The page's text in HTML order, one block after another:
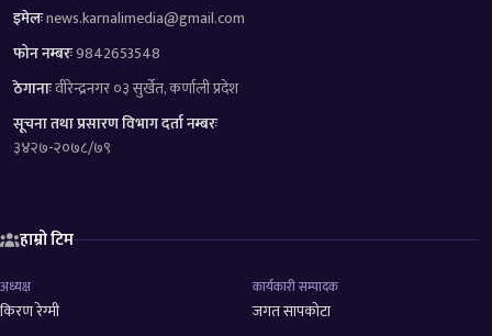
इमेलःnews.karnalimedia@gmail.com
फोन नम्बरः9842653548
ठेगानाःवीरेन्द्रनगर ०३ सुर्खेत, कर्णाली प्रदेश
सूचना तथा प्रसारण विभाग दर्ता नम्बरः
३४२७-२०७८/७९
हाम्रो टिम
अध्यक्ष
किरण रेग्मी
कार्यकारी सम्पादक
जगत सापकोटा